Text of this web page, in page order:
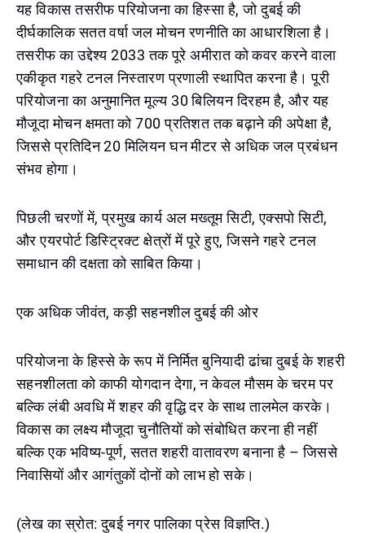
यह विकास तसरीफ परियोजना का हिस्सा है, जो दुबई की
दीर्घकालिक सतत वर्षा जल मोचन रणनीति का आधारशिला है।
तसरीफ का उद्देश्य 2033 तक पूरे अमीरात को कवर करने वाला
एकीकृत गहरे टनल निस्तारण प्रणाली स्थापित करना है। पूरी
परियोजना का अनुमानित मूल्य 30 बिलियन दिरहम है, और यह
मौजूदा मोचन क्षमता को 700 प्रतिशत तक बढ़ाने की अपेक्षा है,
जिससे प्रतिदिन 20 मिलियन घन मीटर से अधिक जल प्रबंधन
संभव होगा।
पिछली चरणों में, प्रमुख कार्य अल मख्तूम सिटी, एक्सपो सिटी,
और एयरपोर्ट डिस्ट्रिक्ट क्षेत्रों में पूरे हुए, जिसने गहरे टनल
समाधान की दक्षता को साबित किया।
एक अधिक जीवंत, कड़ी सहनशील दुबई की ओर
परियोजना के हिस्से के रूप में निर्मित बुनियादी ढांचा दुबई के शहरी
सहनशीलता को काफी योगदान देगा, न केवल मौसम के चरम पर
बल्कि लंबी अवधि में शहर की वृद्धि दर के साथ तालमेल करके।
विकास का लक्ष्य मौजूदा चुनौतियों को संबोधित करना ही नहीं
बल्कि एक भविष्य-पूर्ण, सतत शहरी वातावरण बनाना है – जिससे
निवासियों और आगंतुकों दोनों को लाभ हो सके।
(लेख का स्रोत: दुबई नगर पालिका प्रेस विज्ञप्ति.)